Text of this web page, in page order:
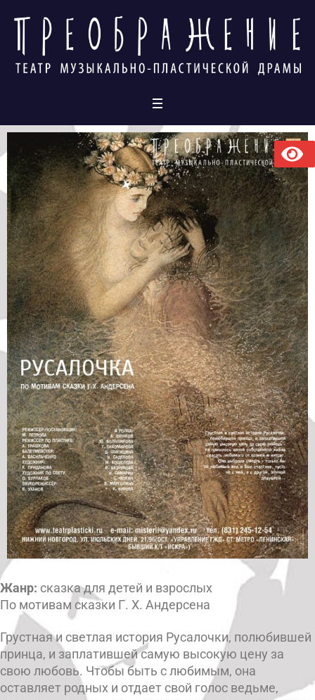
Жанр: сказка для детей и взрослых
По мотивам сказки Г. Х. Андерсена
Грустная и светлая история Русалочки, полюбившей
принца, и заплатившей самую высокую цену за
свою любовь. Чтобы быть с любимым, она
оставляет родных и отдает свой голос ведьме,